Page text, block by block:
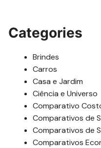
Categories
Brindes
Carros
Casa e Jardim
Ciência e Universo
Comparativo
Comparativos de
Comparativos de
Comparativos